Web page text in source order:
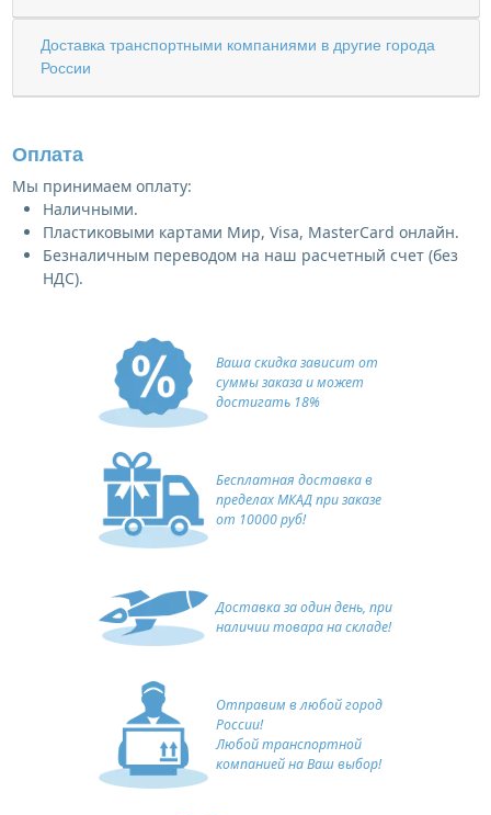
Доставка транспортными компаниями в другие города
России
Оплата
Мы принимаем оплату:
Наличными.
Пластиковыми картами Мир, Visa, MasterCard онлайн.
Безналичным переводом на наш расчетный счет (без
НДС).
Ваша скидка зависит от
суммы заказа и может
достигать 18%
Бесплатная доставка в
пределах МКАД при заказе
от 10000 руб!
Доставка за один день, при
наличии товара на складе!
Отправим в любой город
России!
Любой транспортной
компанией на Ваш выбор!